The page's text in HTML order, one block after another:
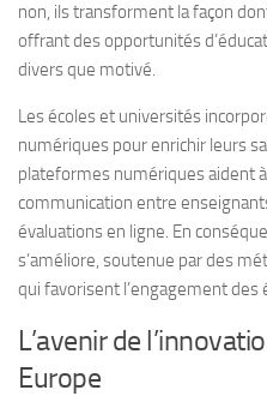
non, ils transforment la façon
offrant des opportunités
divers que motivé.
Les écoles et universités
numériques pour enrichir leurs
plateformes numériques aident
communication entre
évaluations en ligne. En
s’améliore, soutenue par des
qui favorisent l’engagement des
L’avenir de
Europe